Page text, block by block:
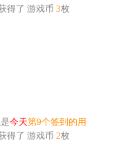
得了 游戏币 3枚
今天第9个签到的用
得了 游戏币 2枚